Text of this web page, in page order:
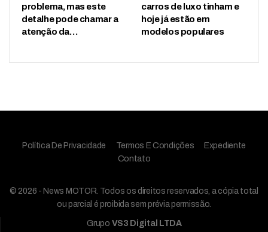
problema, mas este
detalhe pode chamar a
atenção da…
carros de luxo tinham e
hoje já estão em
modelos populares
Política De Privacidade Termos E Condições
Expediente
Contato
© 2026 - News MOTOR. Todos os direitos reservados, a cópia total
ou parcial é proibida sem prévia permissão.
Grupo VS3 Digital LTDA